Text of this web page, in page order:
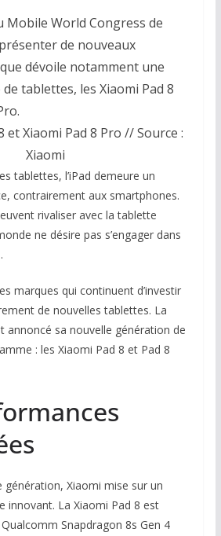
Mobile World Congress de
de nouveaux
dévoile notamment une
tablettes, les Xiaomi Pad 8
et Xiaomi Pad 8 Pro // Source :
Xiaomi
tablettes, l’iPad demeure un
contrairement aux smartphones.
rivaliser avec la tablette
ne désire pas s’engager dans
marques qui continuent d’investir
de nouvelles tablettes. La
annoncé sa nouvelle génération de
: les Xiaomi Pad 8 et Pad 8
génération, Xiaomi mise sur un
innovant. La Xiaomi Pad 8 est
Snapdragon 8s Gen 4